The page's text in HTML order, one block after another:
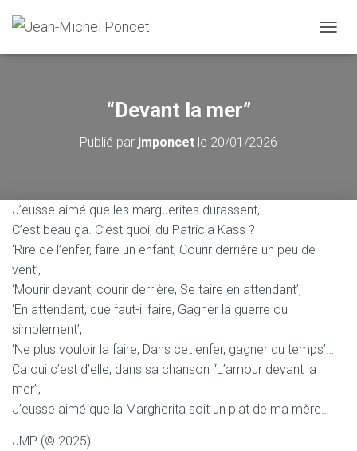
É
“Devant la mer”
Publié par jmponcet le 20/01/2026
J’eusse aimé que les marguerites durassent,
C’est beau ça. C’est quoi, du Patricia Kass ?
‘Rire de l’enfer, faire un enfant, Courir derrière un peu de
vent’,
‘Mourir devant, courir derrière, Se taire en attendant’,
‘En attendant, que faut-il faire, Gagner la guerre ou
simplement’,
‘Ne plus vouloir la faire, Dans cet enfer, gagner du temps’…
Ca oui c’est d’elle, dans sa chanson “L’amour devant la
mer”,
J’eusse aimé que la Margherita soit un plat de ma mère…
JMP (© 2025)